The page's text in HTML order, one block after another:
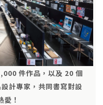
件作品，以及 20 個
計專家，共同書寫對設
愛！